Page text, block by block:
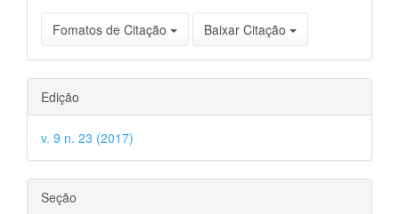
Fomatos de Citação Baixar Citação
Edição
v. 9 n. 23 (2017)
Seção